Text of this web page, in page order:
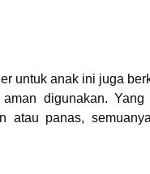
untuk anak ini juga
digunakan. Yang
atau panas,